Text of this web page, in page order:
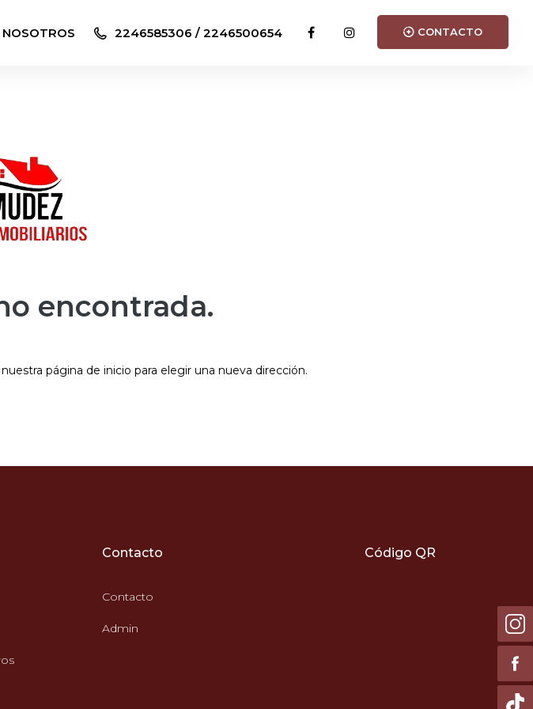
NOSOTROS 2246585306 / 2246500654 CONTACTO
encontrada.
página de inicio para elegir una nueva dirección.
Contacto
Contacto
Admin
Código QR